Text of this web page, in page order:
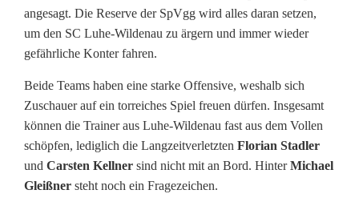
d
e
a
u
m
i
angesagt. Die Reserve der SpVgg wird alles daran setzen,
um den SC Luhe-Wildenau zu ärgern und immer wieder
gefährliche Konter fahren.
Beide Teams haben eine starke Offensive, weshalb sich
Zuschauer auf ein torreiches Spiel freuen dürfen. Insgesamt
können die Trainer aus Luhe-Wildenau fast aus dem Vollen
schöpfen, lediglich die Langzeitverletzten Florian Stadler
und Carsten Kellner sind nicht mit an Bord. HinterMichael
Gleißner steht noch ein Fragezeichen.